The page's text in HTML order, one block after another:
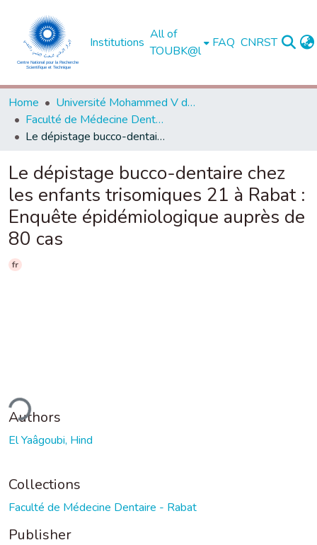
Institutions
All of
TOUBK@l
FAQ CNRST
Home
Université Mohammed V de Rabat
Faculté de Médecine Dentaire - Rabat
Le dépistage bucco-dentaire chez les enfants trisomiques 21 à Rabat : Enquête épidémiologique auprès de 80 cas
Le dépistage bucco-dentaire chez
les enfants trisomiques 21 à Rabat :
Enquête épidémiologique auprès de
80 cas
fr
Authors
El Yaâgoubi, Hind
Collections
Faculté de Médecine Dentaire - Rabat
Publisher